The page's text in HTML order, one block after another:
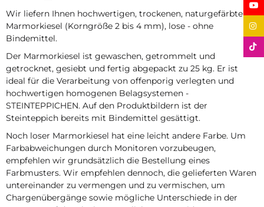
Wir liefern Ihnen hochwertigen, trockenen, naturgefärbten
Marmorkiesel (Korngröße 2 bis 4 mm), lose - ohne
Bindemittel.
Der Marmorkiesel ist gewaschen, getrommelt und
getrocknet, gesiebt und fertig abgepackt zu 25 kg. Er ist
ideal für die Verarbeitung von offenporig verlegten und
hochwertigen homogenen Belagsystemen -
STEINTEPPICHEN. Auf den Produktbildern ist der
Steinteppich bereits mit Bindemittel gesättigt.
Noch loser Marmorkiesel hat eine leicht andere Farbe. Um
Farbabweichungen durch Monitoren vorzubeugen,
empfehlen wir grundsätzlich die Bestellung eines
Farbmusters. Wir empfehlen dennoch, die gelieferten Waren
untereinander zu vermengen und zu vermischen, um
Chargenübergänge sowie mögliche Unterschiede in der